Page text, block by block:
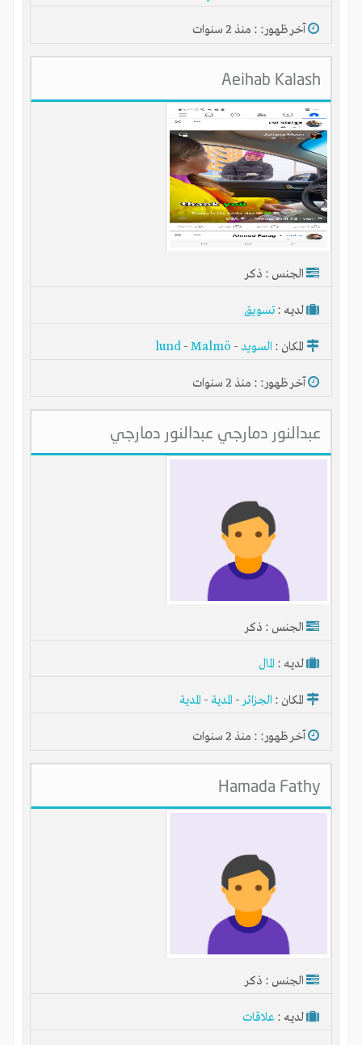
شبكة انتج الاقتصادية المجانية
تنفيذ وتطوير المشروعات بالمشاركة
آلاف المشروعات الناشئة والقائمة
آلاف الأفكار الجيدة للاستثمار
انضم إلى آلاف المستثمرين
اقتنص الفرصة وشارك في مشروع ناجح
استثمر خبراتك في مشاريع ناجحة
سوّق منتجات الغير واحصل على نسبة من الأرباح
آخر ظهور: : منذ 2 سنوات
Aeihab Kalash
الجنس : ذكر
لديـه :تسويق
المكان : السويد -
lund -Malmö
آخر ظهور: : منذ 2 سنوات
عبدالنور دمارجي عبدالنور دمارجي
الجنس : ذكر
لديـه : المال
المكان : الجزائر- المدية - المدية
آخر ظهور: : منذ 2 سنوات
Hamada Fathy
الجنس : ذكر
لديـه : علاقات